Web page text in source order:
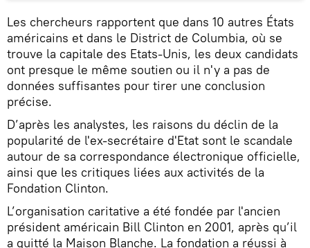
Les chercheurs rapportent que dans 10 autres États
américains et dans le District de Columbia, où se
trouve la capitale des Etats-Unis, les deux candidats
ont presque le même soutien ou il n'y a pas de
données suffisantes pour tirer une conclusion
précise.
D’après les analystes, les raisons du déclin de la
popularité de l'ex-secrétaire d'Etat sont le scandale
autour de sa correspondance électronique officielle,
ainsi que les critiques liées aux activités de la
Fondation Clinton.
L’organisation caritative a été fondée par l'ancien
président américain Bill Clinton en 2001, après qu’il
a quitté la Maison Blanche. La fondation a réussi à